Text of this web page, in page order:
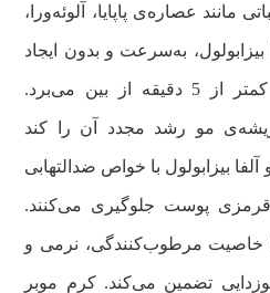
مانند عصاره‌ی پاپایا، آلوئه‌ورا،
به‌سرعت و بدون ایجاد
التهاب، موهای زائد را در کمتر از 5 دقیقه از بین می‌برد.
ریشه‌ی مو رشد مجدد آن را کند
بیزابولول با خواص ضدالتهابی
پوست جلوگیری می‌کنند.
خاصیت مرطوب‌کنندگی، نرمی و
تضمین می‌کند. کرم موبر